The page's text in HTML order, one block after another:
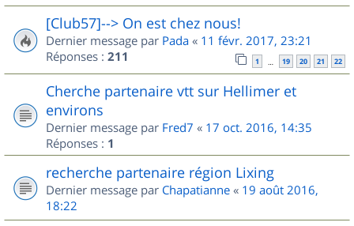
[Club57]--> On est chez nous!
Dernier message par Pada « 11 févr. 2017, 23:21
Réponses : 211 1 … 19 20 21 22
Cherche partenaire vtt sur Hellimer et
environs
Dernier message par Fred7 « 17 oct. 2016, 14:35
Réponses : 1
recherche partenaire région Lixing
Dernier message par Chapatianne « 19 août 2016,
18:22